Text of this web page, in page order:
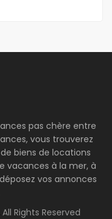
pas chère entre
vous trouverez
biens de locations
vacances à la mer, à
vos annonces
Rights Reserved